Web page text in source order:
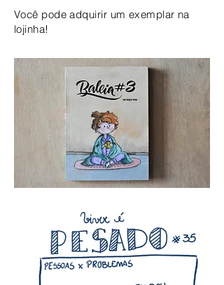
Você pode adquirir um exemplar na
lojinha!